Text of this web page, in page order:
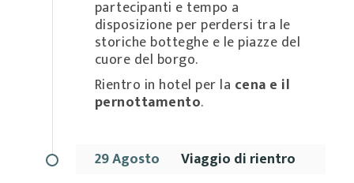
partecipanti e tempo a
disposizione per perdersi tra le
storiche botteghe e le piazze del
cuore del borgo.
Rientro in hotel per la cena e il
pernottamento.
29 Agosto
Viaggio di rientro